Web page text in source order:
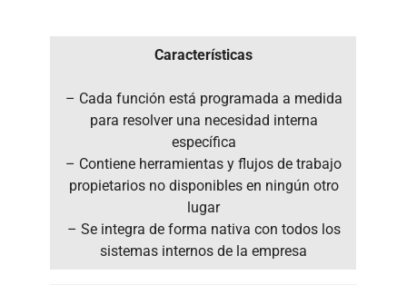
Características
– Cada función está programada a medida
para resolver una necesidad interna
específica
– Contiene herramientas y flujos de trabajo
propietarios no disponibles en ningún otro
lugar
– Se integra de forma nativa con todos los
sistemas internos de la empresa